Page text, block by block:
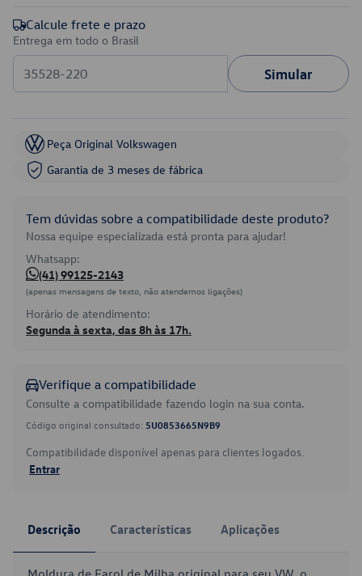
Calcule frete e prazo
Entrega em todo o Brasil
Simular
Peça Original Volkswagen
Garantia de 3 meses de fábrica
Tem dúvidas sobre a compatibilidade deste produto?
Nossa equipe especializada está pronta para ajudar!
Whatsapp:
(41) 99125-2143
(apenas mensagens de texto, não atendemos ligações)
Horário de atendimento:
Segunda à sexta, das 8h às 17h.
Verifique a compatibilidade
Consulte a compatibilidade fazendo login na sua conta.
Código original consultado: 5U0853665N9B9
Compatibilidade disponível apenas para clientes logados.
Entrar
Descrição Características Aplicações